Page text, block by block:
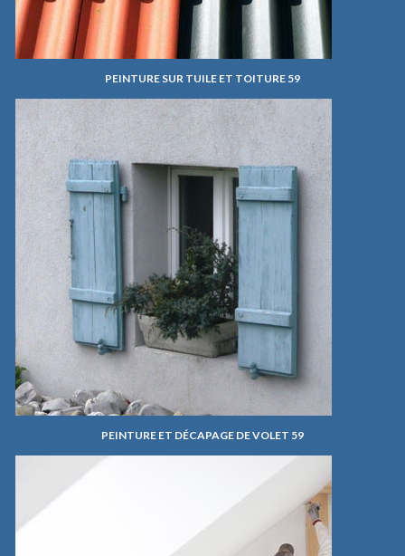
PEINTURE SUR TUILE ET TOITURE 59
PEINTURE ET DÉCAPAGE DE VOLET 59